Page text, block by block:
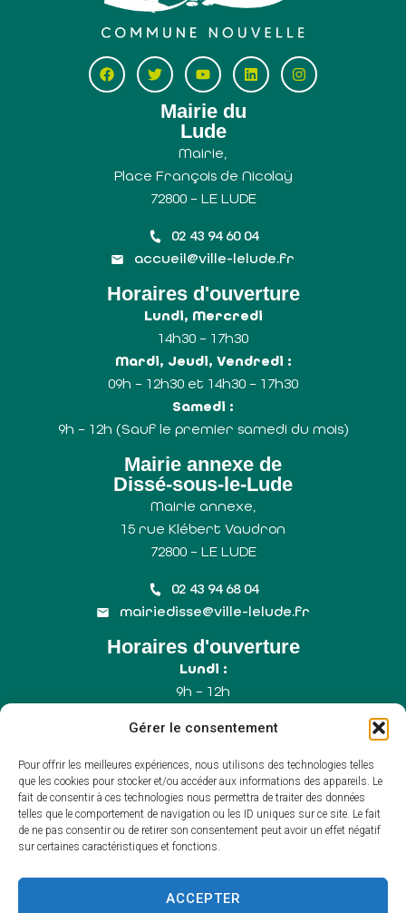
Gérer le consentement
Pour offrir les meilleures expériences, nous utilisons des technologies telles
que les cookies pour stocker et/ou accéder aux informations des appareils. Le
fait de consentir à ces technologies nous permettra de traiter des données
telles que le comportement de navigation ou les ID uniques sur ce site. Le fait
de ne pas consentir ou de retirer son consentement peut avoir un effet négatif
sur certaines caractéristiques et fonctions.
ACCEPTER
Mairie du
Lude
Mairie,
Place François de Nicolaÿ
72800 – LE LUDE
02 43 94 60 04
accueil@ville-lelude.fr
Horaires d'ouverture
Lundi, Mercredi
14h30 – 17h30
Mardi, Jeudi, Vendredi :
09h – 12h30 et 14h30 – 17h30
Samedi :
9h – 12h (Sauf le premier samedi du mois)
Mairie annexe de
Dissé-sous-le-Lude
Mairie annexe,
15 rue Klébert Vaudron
72800 – LE LUDE
02 43 94 68 04
mairiedisse@ville-lelude.fr
Horaires d'ouverture
Lundi :
9h – 12h
9h – 12h
Samedi :
9h – 12h (Uniquement le 1er samedi du mois)
Accessibilité
Mentions légales
Confidentialité